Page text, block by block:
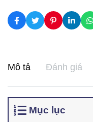
Mô tả Đánh giá
Mục lục